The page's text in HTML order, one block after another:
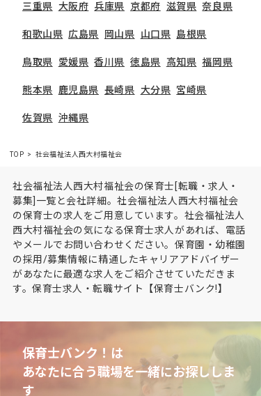
三重県 大阪府 兵庫県 京都府 滋賀県 奈良県
和歌山県 広島県 岡山県 山口県 島根県
鳥取県 愛媛県 香川県 徳島県 高知県 福岡県
熊本県 鹿児島県 長崎県 大分県 宮崎県
佐賀県 沖縄県
TOP 社会福祉法人西大村福祉会
社会福祉法人西大村福祉会の保育士[転職・求人・
募集]一覧と会社詳細。社会福祉法人西大村福祉会
の保育士の求人をご用意しています。社会福祉法人
西大村福祉会の気になる保育士求人があれば、電話
やメールでお問い合わせください。保育園・幼稚園
の採用/募集情報に精通したキャリアアドバイザー
があなたに最適な求人をご紹介させていただきま
す。保育士求人・転職サイト【保育士バンク!】
保育士バンク！は
あなたに合う職場を一緒にお探ししま
す